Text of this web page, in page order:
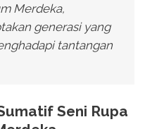
Merdeka,
generasi yang
tantangan
Seni Rupa